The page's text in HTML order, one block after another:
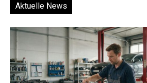
Aktuelle News